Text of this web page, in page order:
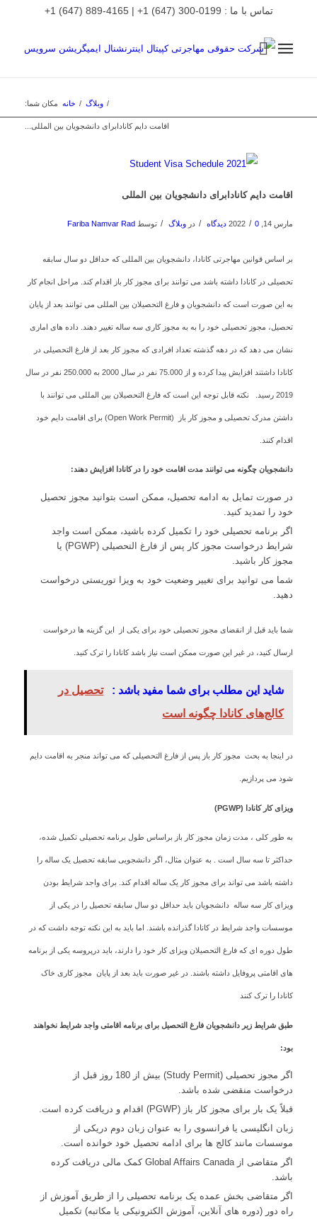
تماس با ما : 0199-300 (647) 1+ | 4165-889 (647) 1+
مکان شما: خانه / وبلاگ /
اقامت دایم کانادابرای دانشجویان بین المللی...
اقامت دایم کانادابرای دانشجویان بین المللی
مارس 14, 2022 / 0 دیدگاه / در وبلاگ / توسط Fariba Namvar Rad
بر اساس قوانین مهاجرتی کانادا، دانشجویان بین المللی که حداقل دو سال سابقه
تحصیلی در کانادا داشته باشد می توانند برای مجوز کار باز اقدام کند. مراحل انجام کار
به این صورت است که دانشجویان و فارغ التحصیلان بین المللی می توانند بعد از پایان
تحصیل، مجوز تحصیلی خود را به به مجوز کاری سه ساله تغییر دهند. داده های اماری
نشان می دهد که در دهه گذشته تعداد افرادی که مجوز کار بعد از فارغ التحصیلی در
کانادا داشتند افزایش پیدا کرده و از 75.000 نفر در سال 2000 به 250.000 نفر در سال
2019 رسید. نکته قابل توجه این است که فارغ التحصیلان بین المللی می توانند با
داشتن مدرک تحصیلی و مجوز کار باز (Open Work Permit) برای اقامت دایم خود
اقدام کنند.
دانشجویان چگونه می توانند مدت اقامت خود را در کانادا افزایش دهند:
در صورت تمایل به ادامه تحصیل، ممکن است بتوانید مجوز تحصیل
خود را تمدید کنید.
اگر برنامه تحصیلی خود را تکمیل کرده باشید، ممکن است واجد
شرایط درخواست مجوز کار پس از فارغ التحصیلی (PGWP) یا
مجوز کار باشید.
شما می توانید برای تغییر وضعیت خود به ویزا توریستی درخواست
دهید.
شما باید قبل از انقضای مجوز تحصیلی خود برای یکی از این گزینه ها درخواست
ارسال کنید، در غیر این صورت ممکن است نیاز باشد کانادا را ترک کنید.
شاید این مطلب برای شما مفید باشد :
تحصیل در
کالج‌های کانادا چگونه است
در اینجا به بحث مجوز کار باز پس از فارغ التحصیلی که می تواند منجر به اقامت دایم
شود می پردازیم.
ویزای کار کانادا (PGWP)
به طور کلی ، مدت زمان مجوز کار باز براساس طول برنامه تحصیلی تکمیل شده،
حداکثر تا سه سال است . به عنوان مثال، اگر دانشجویی سابقه تحصیل یک ساله را
داشته باشد می تواند برای مجوز کار یک ساله اقدام کند. برای واجد شرایط بودن
ویزای کار سه ساله دانشجویان باید حداقل دو سال سابقه تحصیل را در یکی از
موسسات واجد شرایط در کانادا گذرانده باشند. اما باید به این نکته توجه داشت که در
طول دوره ای که فارغ التحصیلان ویزای کار خود را دارند، باید درپروسه یکی از برنامه
های اقامتی پروفایل داشته باشند. در غیر صورت باید بعد از پایان مجوز کاری خاک
کانادا را ترک کنند
طبق شرایط زیر دانشجویان فارغ التحصیل برای برنامه اقامتی واجد شرایط نخواهند
بود:
اگر مجوز تحصیلی (Study Permit) بیش از 180 روز قبل از
درخواست منقضی شده باشد.
قبلاً یک بار برای مجوز کار باز (PGWP) اقدام و دریافت کرده است.
زبان انگلیسی یا فرانسوی را به عنوان زبان دوم دریکی از
موسسات مانند کالج ها برای ادامه تحصیل خود خوانده است.
اگر متقاضی از Global Affairs Canada کمک مالی دریافت کرده
باشد.
اگر متقاضی بخش عمده یک برنامه تحصیلی را از طریق آموزش از
راه دور (دوره های آنلاین، آموزش الکترونیکی یا مکاتبه) تکمیل